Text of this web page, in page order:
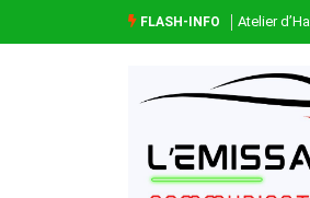
FLASH-INFO Atelier